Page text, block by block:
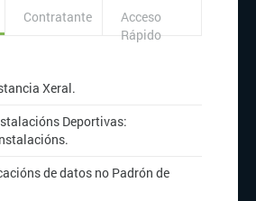
Contratante
Acceso
Rápido
Xeral.
Deportivas:
.
de datos no Padrón de